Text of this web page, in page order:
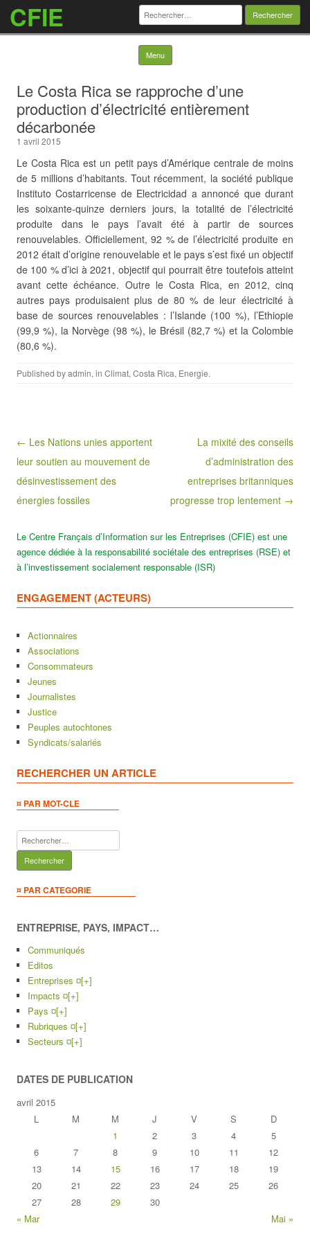
CFIE Rechercher :
Menu Skip to content
Le Costa Rica se rapproche d’une
production d’électricité entièrement
décarbonée
1 avril 2015
Le Costa Rica est un petit pays d’Amérique centrale de moins
de 5 millions d’habitants. Tout récemment, la société publique
Instituto Costarricense de Electricidad a annoncé que durant
les soixante-quinze derniers jours, la totalité de l’électricité
produite dans le pays l’avait été à partir de sources
renouvelables. Officiellement, 92 % de l’électricité produite en
2012 était d’origine renouvelable et le pays s’est fixé un objectif
de 100 % d’ici à 2021, objectif qui pourrait être toutefois atteint
avant cette échéance. Outre le Costa Rica, en 2012, cinq
autres pays produisaient plus de 80 % de leur électricité à
base de sources renouvelables : l’Islande (100 %), l’Ethiopie
(99,9 %), la Norvège (98 %), le Brésil (82,7 %) et la Colombie
(80,6 %).
Published byadmin, in Climat, Costa Rica, Energie.
Post navigation
← Les Nations unies apportent
leur soutien au mouvement de
désinvestissement des
énergies fossiles
La mixité des conseils
d’administration des
entreprises britanniques
progresse trop lentement →
Le Centre Français d’Information sur les Entreprises (CFIE) est une
agence dédiée à la responsabilité sociétale des entreprises (RSE) et
à l’investissement socialement responsable (ISR)
ENGAGEMENT (ACTEURS)
Actionnaires
Associations
Consommateurs
Jeunes
Journalistes
Justice
Peuples autochtones
Syndicats/salariés
RECHERCHER UN ARTICLE
¤ PAR MOT-CLE
Rechercher :
¤ PAR CATEGORIE
ENTREPRISE, PAYS, IMPACT…
Communiqués
Editos
Entreprises ¤[+]
Impacts ¤[+]
Pays ¤[+]
Rubriques ¤[+]
Secteurs ¤[+]
DATES DE PUBLICATION
avril 2015
L
M M J V S
D
1
2 3 4
5
6
7 8 9 10 11
12
13
14 15 16 17 18
19
20
21 22 23 24 25
26
27
28 29
30
« Mar
Mai »